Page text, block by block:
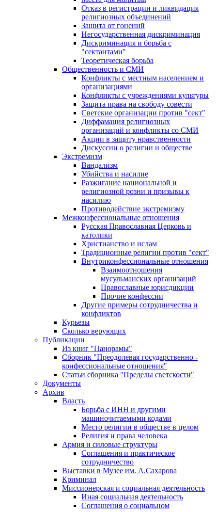
Отказ в регистрации и ликвидация
религиозных объединений
Защита от гонений
Негосударственная дискриминация
Дискриминация и борьба с
"сектантами"
Теоретическая борьба
Общественность и СМИ
Конфликты с местным населением и
организациями
Конфликты с учреждениями культуры
Защита права на свободу совести
Светские организации против "сект"
Диффамация религиозных
организаций и конфликты со СМИ
Акции в защиту нравственности
Дискуссии о религии и обществе
Экстремизм
Вандализм
Убийства и насилие
Разжигание национальной и
религиозной розни и призывы к
насилию
Противодействие экстремизму
Межконфессиональные отношения
Русская Православная Церковь и
католики
Христианство и ислам
Традиционные религии против "сект"
Внутриконфессиональные отношения
Взаимоотношения
мусульманских организаций
Православные юрисдикции
Прочие конфессии
Другие примеры сотрудничества и
конфликтов
Курьезы
Сколько верующих
Публикации
Из книг "Панорамы"
Сборник "Преодолевая государственно -
конфессиональные отношения"
Статьи сборника "Пределы светскости"
Документы
Архив
Власть
Борьба с ИНН и другими
машиночитаемыми кодами
Место религии в обществе в целом
Религия и права человека
Армия и силовые структуры
Соглашения и практическое
сотрудничество
Выставки в Музее им. А.Сахарова
Криминал
Миссионерская и социальная деятельность
Иная социальная деятельность
Соглашения о социальном